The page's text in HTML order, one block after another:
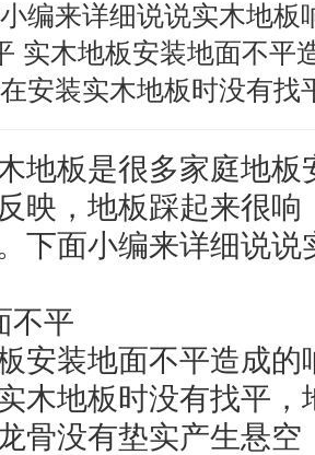
编来详细说说实木地板
实木地板安装地面不平
安装实木地板时没有找
板是很多家庭地板
映，地板踩起来很响
下面小编来详细说
平
装地面不平造成的
木地板时没有找平，
骨没有垫实产生悬空